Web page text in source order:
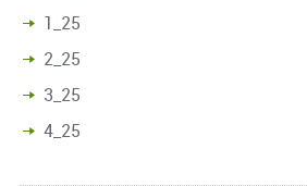
1_25
2_25
3_25
4_25